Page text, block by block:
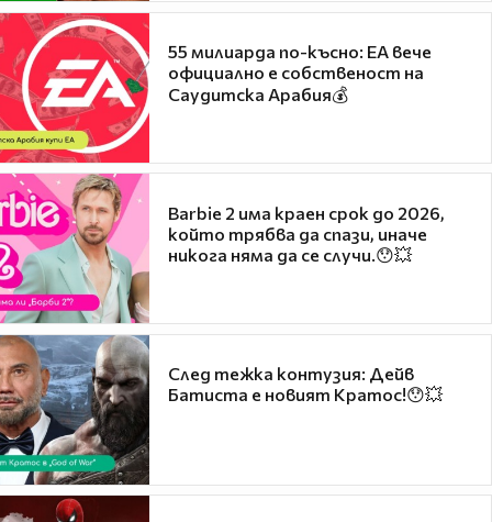
55 милиарда по-късно: EA вече
официално е собственост на
Саудитска Арабия💰
Barbie 2 има краен срок до 2026,
който трябва да спази, иначе
никога няма да се случи.😯💥
След тежка контузия: Дейв
Батиста е новият Кратос!😯💥